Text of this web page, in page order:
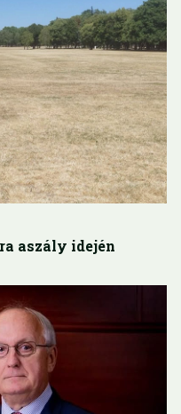
aszály idején